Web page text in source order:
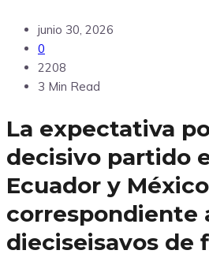
junio 30, 2026
0
2208
3 Min Read
La expectativa
decisivo partido
Ecuador y
correspondiente
dieciseisavos de